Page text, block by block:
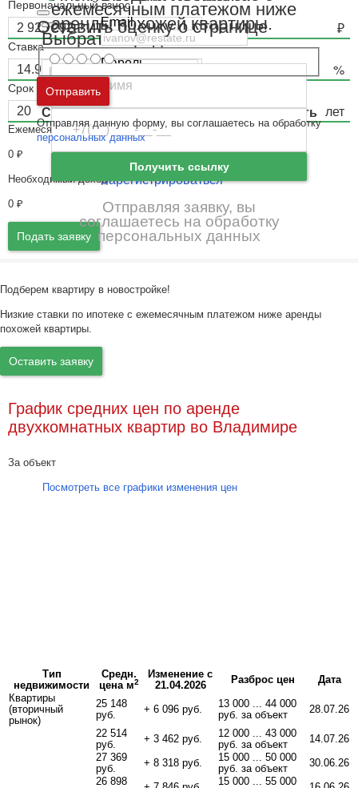
Выбрать город
Москва и
Московская область
Санкт-Петербург иЛенинградская область
Email
Пароль
Войти Забыли пароль
Ещё нет аккаунта?
Зарегистрироваться
Первоначальный взнос
Ставка
Срок
Ежемесячный платёж
0 ₽
Необходимый доход
0 ₽
Подать заявку
Подберем квартиру в новостройке!
Низкие ставки по ипотеке с ежемесячным платежом ниже аренды
похожей квартиры.
Оставить заявку
ежемесячным платежом ниже
аренды похожей квартиры.
Получить ссылку
Отправляя заявку, вы
соглашаетесь на обработку
персональных данных
График средних цен по аренде
двухкомнатных квартир во Владимире
За объект
Посмотреть все графики изменения цен
Тип
недвижимости
Средн.
цена м2
Изменение с
21.04.2026
Разброс цен
Дата
Квартиры
(вторичный
рынок)
25 148
руб.
+ 6 096 руб.
13 000 ... 44 000
руб. за объект
28.07.26
22 514
руб.
+ 3 462 руб.
12 000 ... 43 000
руб. за объект
14.07.26
27 369
руб.
+ 8 318 руб.
15 000 ... 50 000
руб. за объект
30.06.26
26 898
15 000 ... 55 000
Оставить оценку о странице
Отправить
Отправляя данную форму, вы соглашаетесь на обработку
персональных данных